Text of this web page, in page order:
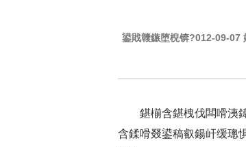
鍙戝竷鏃堕棿锛?012-09-
鍖椾含鍖栧伐闆嗗洟
含鍒嗗叕鍙稿叡鍚屽缓璁